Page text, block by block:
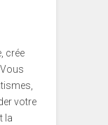
crée
votre
la